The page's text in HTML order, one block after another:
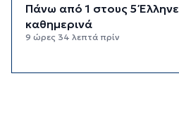
Πάνω από 1 στους 5
καθημερινά
9 ώρες 34 λεπτά πρίν